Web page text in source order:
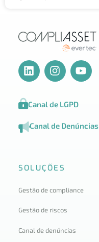
Canal de LGPD
Canal de Denúncias
SOLUÇÕES
Gestão de compliance
Gestão de riscos
Canal de denúncias